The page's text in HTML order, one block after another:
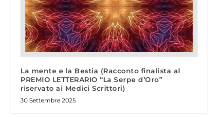
La mente e la Bestia (Racconto finalista al
PREMIO LETTERARIO “La Serpe d’Oro”
riservato ai Medici Scrittori)
30 Settembre 2025